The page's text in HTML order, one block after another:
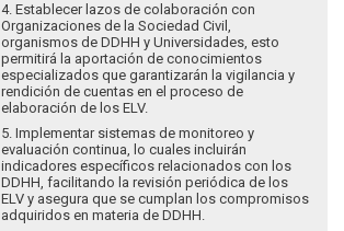
4. Establecer lazos de colaboración con
Organizaciones de la Sociedad Civil,
organismos de DDHH y Universidades, esto
permitirá la aportación de conocimientos
especializados que garantizarán la vigilancia y
rendición de cuentas en el proceso de
elaboración de los ELV.
5. Implementar sistemas de monitoreo y
evaluación continua, lo cuales incluirán
indicadores específicos relacionados con los
DDHH, facilitando la revisión periódica de los
ELV y asegura que se cumplan los compromisos
adquiridos en materia de DDHH.